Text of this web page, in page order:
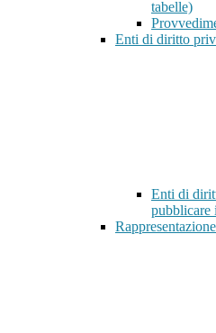
tabelle)
Enti di diritto
Enti di
pubblicare